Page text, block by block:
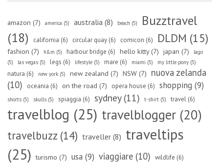
amazon (7) america (5) australia (8) beach (5)
Buzztravel
(18)
california (6) circular quay (6) comicon (6) DLDM (15)
fashion (7) h&m (5) harbour bridge (6) hello kitty(7) japan (7)
lago
(5)
las vegas (5) legs (6) lifestyle (5) mare (6) miami (5) my little pony (5)
natura (6) new york (5) new zealand (7) NSW (7)
nuova zelanda
(10)
oceania (6) on the road (7) opera house (6) shopping (9)
shorts (5) skulls (5) spiaggia (6) sydney(11) t-shirt (5) travel (6)
travelblog (25) travelblogger (20)
travelbuzz (14) traveller (8) traveltips
(25) turismo (7) usa (9) viaggiare (10) wildlife (6)